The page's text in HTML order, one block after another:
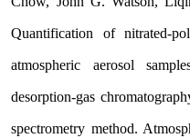
Quantification of nitrated-
atmospheric aerosol
desorption-gas
spectrometry method.